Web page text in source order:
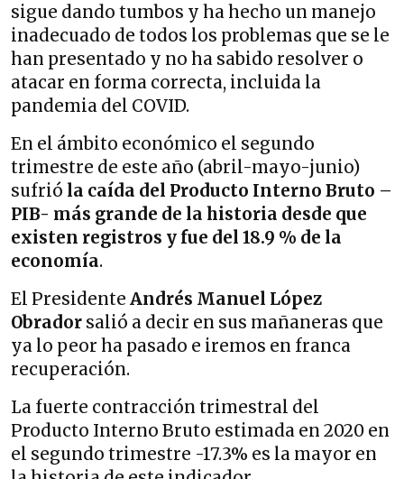
sigue dando tumbos y ha hecho un manejo
inadecuado de todos los problemas que se le
han presentado y no ha sabido resolver o
atacar en forma correcta, incluida la
pandemia del COVID.
En el ámbito económico el segundo
trimestre de este año (abril-mayo-junio)
sufrió la caída del Producto Interno Bruto –
PIB- más grande de la historia desde que
existen registros y fue del 18.9 % de la
economía.
El Presidente Andrés Manuel López
Obrador salió a decir en sus mañaneras que
ya lo peor ha pasado e iremos en franca
recuperación.
La fuerte contracción trimestral del
Producto Interno Bruto estimada en 2020 en
el segundo trimestre -17.3% es la mayor en